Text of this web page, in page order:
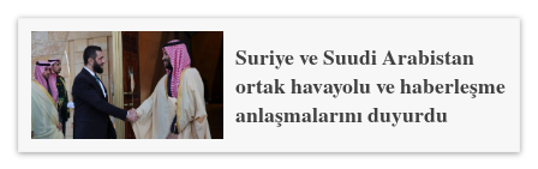
Suriye ve Suudi Arabistan
ortak havayolu ve haberleşme
anlaşmalarını duyurdu